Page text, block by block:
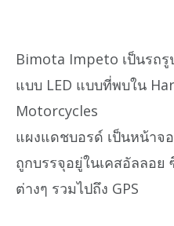
Bimota Impeto เป็นรถ
แบบ LED แบบที่พบใน
Motorcycles
แผงแดชบอรด์ เป็นหน้าจ
ถูกบรรจุอยู่ในเคสอัลลอ
ต่างๆ รวมไปถึง GPS